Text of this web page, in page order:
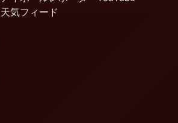
天気フィード